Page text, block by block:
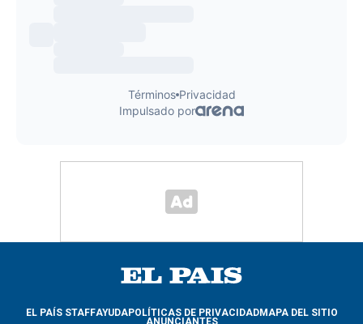
EL PAÍS STAFFAYUDAPOLÍTICAS DE PRIVACIDADMAPA DEL SITIO